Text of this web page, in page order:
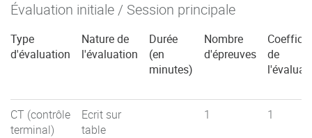
Évaluation initiale / Session principale
Type
d'évaluation
Nature de
l'évaluation
Durée
(en
minutes)
Nombre
d'épreuves
de
CT (contrôle
terminal)
Ecrit sur
table
1 1